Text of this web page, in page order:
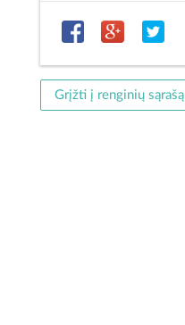
Grįžti į renginių sąrašą